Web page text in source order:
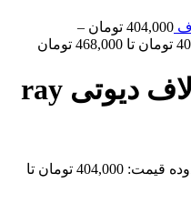
404,000 تومان –
تیشرت با طرح کالاف دیوتی ray
محدوده قیمت: 404,000 تومان تا